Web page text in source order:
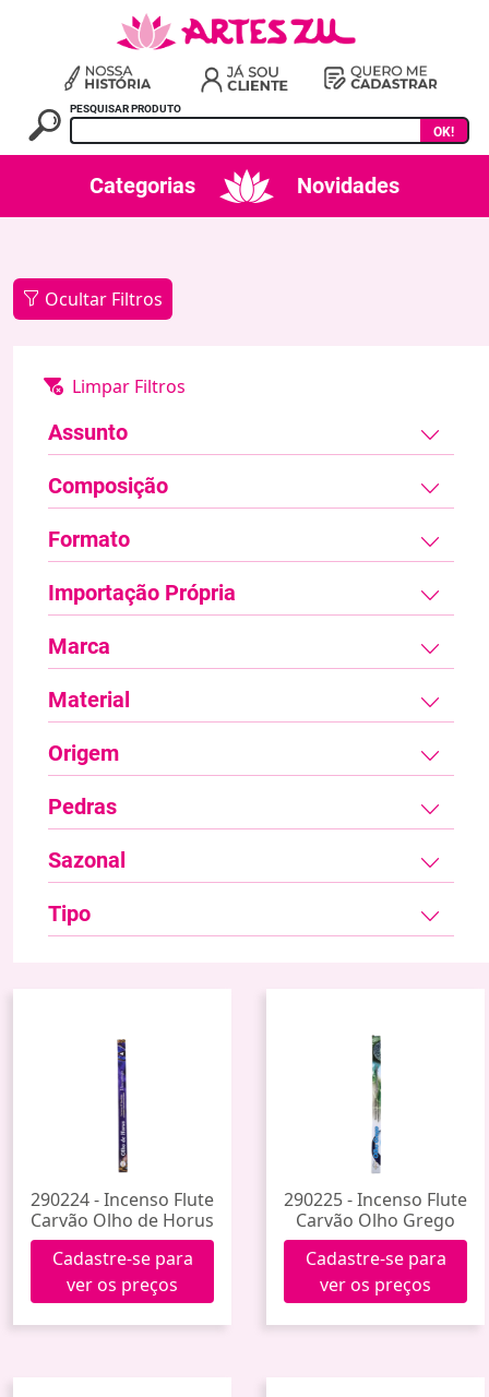
PESQUISAR PRODUTO
OK!
Categorias Novidades
Ocultar Filtros
Assunto
Composição
Formato
Importação Própria
Marca
Material
Origem
Pedras
Sazonal
Tipo
290224 - Incenso Flute
Carvão Olho de Horus
Cadastre-se para
ver os preços
290225 - Incenso Flute
Carvão Olho Grego
Cadastre-se para
ver os preços